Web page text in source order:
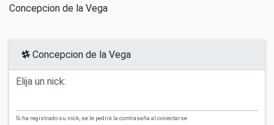
Concepcion de la Vega
Concepcion de la Vega
Elija un nick:
Si ha registrado su nick, se le pedirá la contraseña al conectarse.